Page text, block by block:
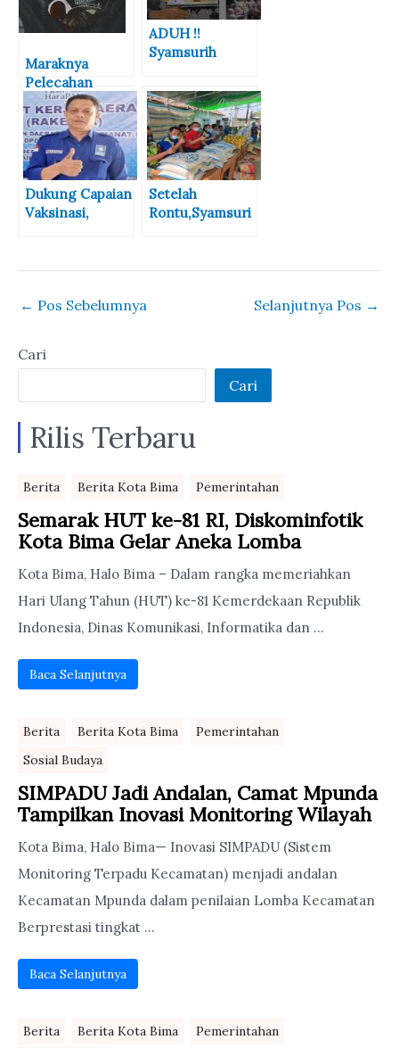
Maraknya
Pelecahan
Seksual pada
Anak di Bawah
Umur: Siapa
yang Patut
Disalahkan?
ADUH !!
Syamsurih
PAN Kota Bima
Gegara Hadiri
Lomba Gerak
Jalan Indah
Tingkat RT
Dukung Capaian
Vaksinasi,
Berhadiah di
Setelah
Rontu,Syamsuri
Berhadiah di
← Pos Sebelumnya Selanjutnya Pos →
Cari
Cari
Rilis Terbaru
Berita Berita Kota Bima Pemerintahan
Semarak HUT ke-81 RI, Diskominfotik
Kota Bima Gelar Aneka Lomba
Kota Bima, Halo Bima – Dalam rangka memeriahkan
Hari Ulang Tahun (HUT) ke-81 Kemerdekaan Republik
Indonesia, Dinas Komunikasi, Informatika dan ...
Baca Selanjutnya
Berita Berita Kota Bima
Pemerintahan
Sosial Budaya
SIMPADU Jadi Andalan, Camat Mpunda
Tampilkan Inovasi Monitoring Wilayah
Kota Bima, Halo Bima— Inovasi SIMPADU (Sistem
Monitoring Terpadu Kecamatan) menjadi andalan
Kecamatan Mpunda dalam penilaian Lomba Kecamatan
Berprestasi tingkat ...
Baca Selanjutnya
Berita Berita Kota Bima
Pemerintahan